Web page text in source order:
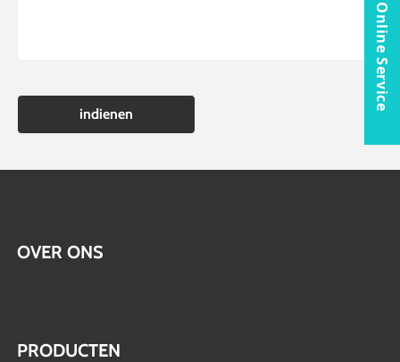
indienen
OVER ONS
PRODUCTEN
Online Service